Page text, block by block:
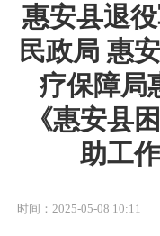
惠安县退
民政局 惠
疗保障局
《惠安县
助工
时间：2025-05-08 10:11